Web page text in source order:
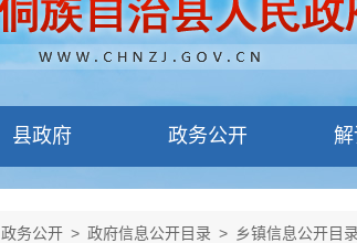
县政府 政务公开
政务公开 > 政府信息公开目录 > 乡镇信息公开目录